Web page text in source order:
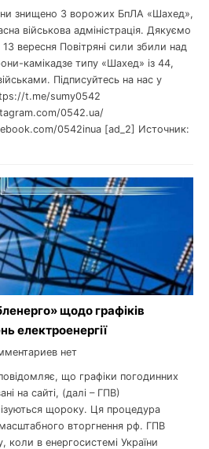
знищено 3 ворожих БпЛА «Шахед»,
військова адміністрація. Дякуємо
вересня Повітряні сили збили над
камікадзе типу «Шахед» із 44,
Підписуйтесь на нас у
t.me/sumy0542
0542.ua/
0542inua [ad_2] Источник:
щодо графіків
електроенергії
нет
що графіки погодинних
на сайті, (далі – ГПВ)
щороку. Ця процедура
вторгнення рф. ГПВ
коли в енергосистемі України